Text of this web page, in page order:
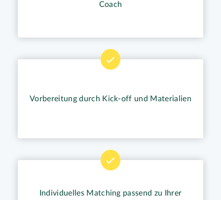
Coach
Vorbereitung durch Kick-off und Materialien
Individuelles Matching passend zu Ihrer